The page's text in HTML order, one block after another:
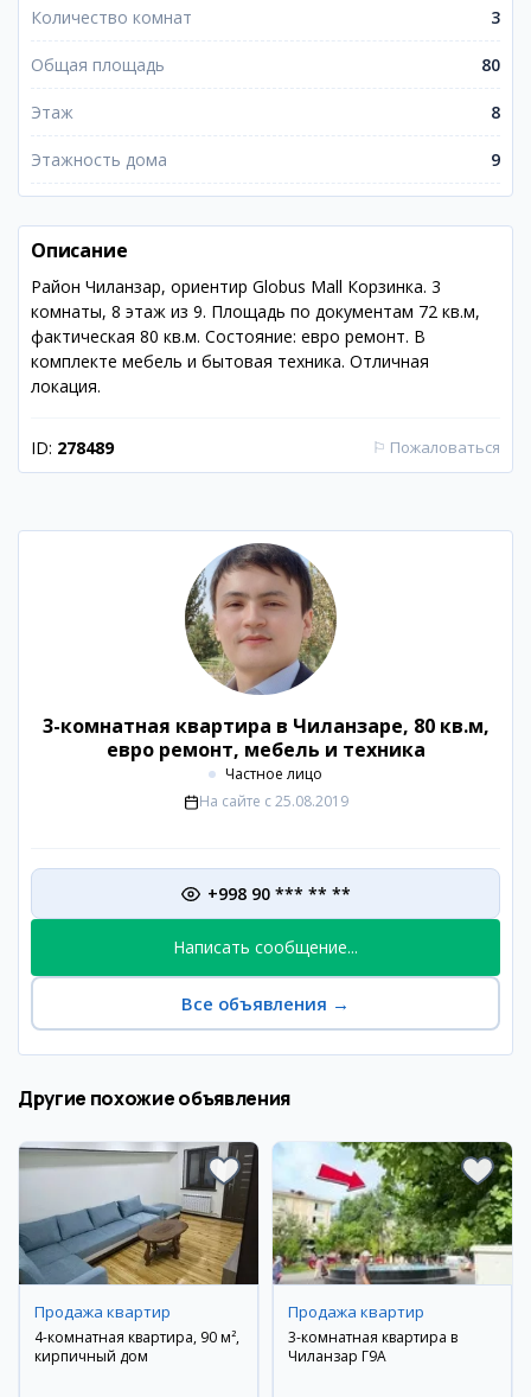
Количество комнат 3
Общая площадь 80
Этаж 8
Этажность дома 9
Описание
Район Чиланзар, ориентир Globus Mall Корзинка. 3
комнаты, 8 этаж из 9. Площадь по документам 72 кв.м,
фактическая 80 кв.м. Состояние: евро ремонт. В
комплекте мебель и бытовая техника. Отличная
локация.
ID: 278489 ⚐ Пожаловаться
3-комнатная квартира в Чиланзаре, 80 кв.м,
евро ремонт, мебель и техника
Частное лицо
На сайте с 25.08.2019
+998 90 *** ** **
Написать сообщение...
Все объявления →
Другие похожие объявления
Продажа квартир
4-комнатная квартира, 90 м²,
кирпичный дом
Продажа квартир
3-комнатная квартира в
Чиланзар Г9А